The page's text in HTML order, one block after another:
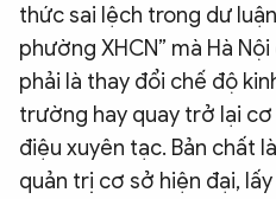
thức sai lệch trong dư
phường XHCN” mà Hà
phải là thay đổi chế độ
trường hay quay trở lại
điệu xuyên tạc. Bản chất
quản trị cơ sở hiện đại,